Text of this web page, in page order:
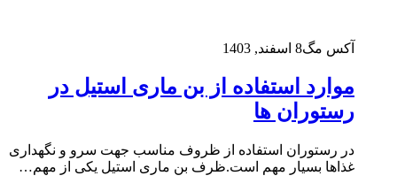
آکس مگ8 اسفند, 1403
موارد استفاده از بن ماری استیل در
رستوران ها
در رستوران استفاده از ظروف مناسب جهت سرو و نگهداری
غذاها بسیار مهم است.ظرف بن ماری استیل یکی از مهم…